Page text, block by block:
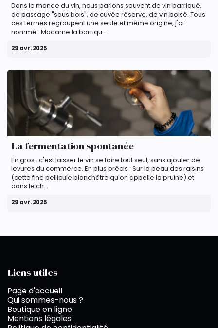
Dans le monde du vin, nous parlons souvent de vin barriqué,
de passage "sous bois", de cuvée réserve, de vin boisé. Tous
ces termes regroupent une seule et même origine, j'ai
nommé : Madame la barriqu...
29 avr. 2025
La fermentation spontanée
En gros : c'est laisser le vin se faire tout seul, sans ajouter de
levures du commerce. En plus précis : Sur la peau des raisins
(cette fine pellicule blanchâtre qu'on appelle la pruine) et
dans le ch...
29 avr. 2025
Liens utiles
Page d'accueil
Qui sommes-nous ?
Boutique en ligne
Mentions légales